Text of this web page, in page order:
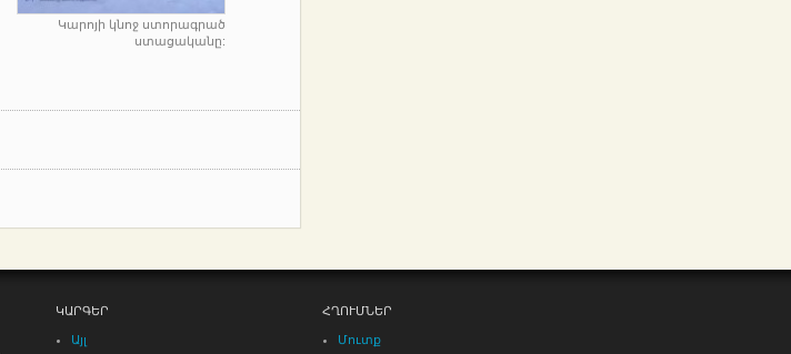
Կարոյի կնոջ ստորագրած
ստացականը:
ԿԱՐԳԵՐ
Այլ
ՀՂՈՒՄՆԵՐ
Մուտք